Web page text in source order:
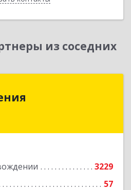
из соседних
3229
57
обл, Смоленск г, Большая